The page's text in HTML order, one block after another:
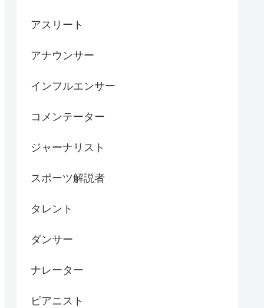
アスリート
アナウンサー
インフルエンサー
コメンテーター
ジャーナリスト
スポーツ解説者
タレント
ダンサー
ナレーター
ピアニスト